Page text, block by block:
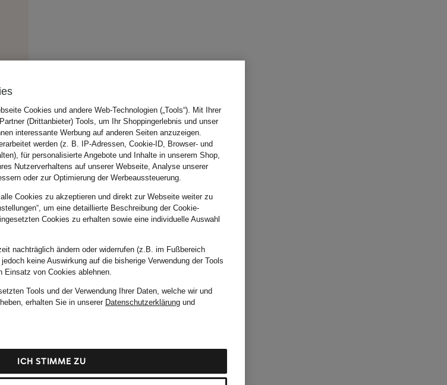
Cookies und andere Web-Technologien („Tools“). Mit Ihrer
(Drittanbieter) Tools, um Ihr Shoppingerlebnis und unser
interessante Werbung auf anderen Seiten anzuzeigen.
werden (z. B. IP-Adressen, Cookie-ID, Browser- und
für personalisierte Angebote und Inhalte in unserem Shop,
Nutzerverhaltens auf unserer Webseite, Analyse unserer
oder zur Optimierung der Werbeaussteuerung.
Cookies zu akzeptieren und direkt zur Webseite weiter zu
um eine detaillierte Beschreibung der Cookie-
Cookies zu erhalten sowie eine individuelle Auswahl
nachträglich ändern oder widerrufen (z.B. im Fußbereich
keine Auswirkung auf die bisherige Verwendung der Tools
Einsatz von Cookies ablehnen.
Tools und der Verwendung Ihrer Daten, welche wir und
erhalten Sie in unserer Datenschutzerklärung und
ICH STIMME ZU